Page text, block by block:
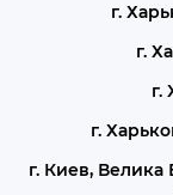
г.
г.
г.
г.
г. Киев, Велика